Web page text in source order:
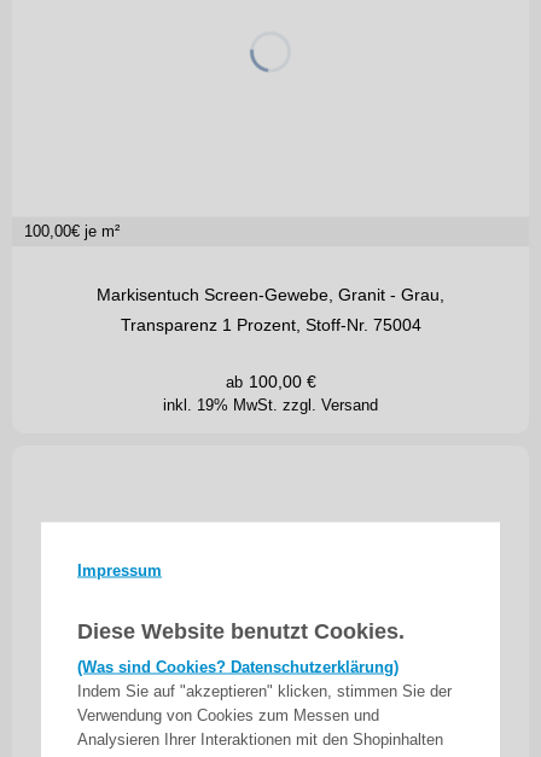
Impressum
Diese Website benutzt Cookies.
(Was sind Cookies? Datenschutzerklärung)
Indem Sie auf "akzeptieren" klicken, stimmen Sie der
Verwendung von Cookies zum Messen und
Analysieren Ihrer Interaktionen mit den Shopinhalten
100,00€ je m²
Markisentuch Screen-Gewebe, Granit - Grau,
Transparenz 1 Prozent, Stoff-Nr. 75004
inkl. 19% MwSt. zzgl. Versand
ab 100,00€